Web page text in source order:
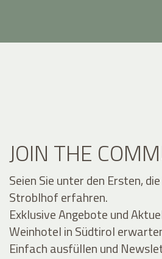
JOIN THE
Seien Sie unter den Ersten,
Stroblhof erfahren.
Exklusive Angebote und
Weinhotel in Südtirol
Einfach ausfüllen und